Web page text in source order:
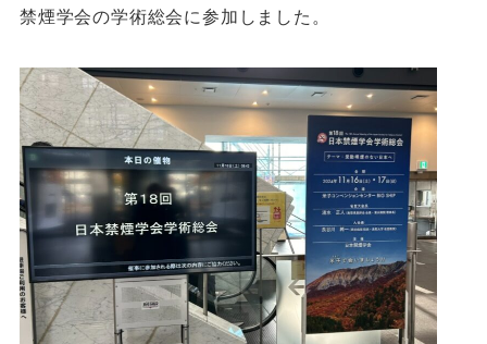
禁煙学会の学術総会に参加しました。